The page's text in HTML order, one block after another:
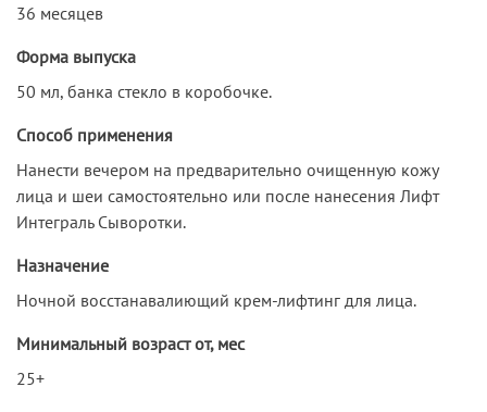
36 месяцев
Форма выпуска
50 мл, банка стекло в коробочке.
Способ применения
Нанести вечером на предварительно очищенную кожу
лица и шеи самостоятельно или после нанесения Лифт
Интеграль Сыворотки.
Назначение
Ночной восстанавалиющий крем-лифтинг для лица.
Минимальный возраст от, мес
25+